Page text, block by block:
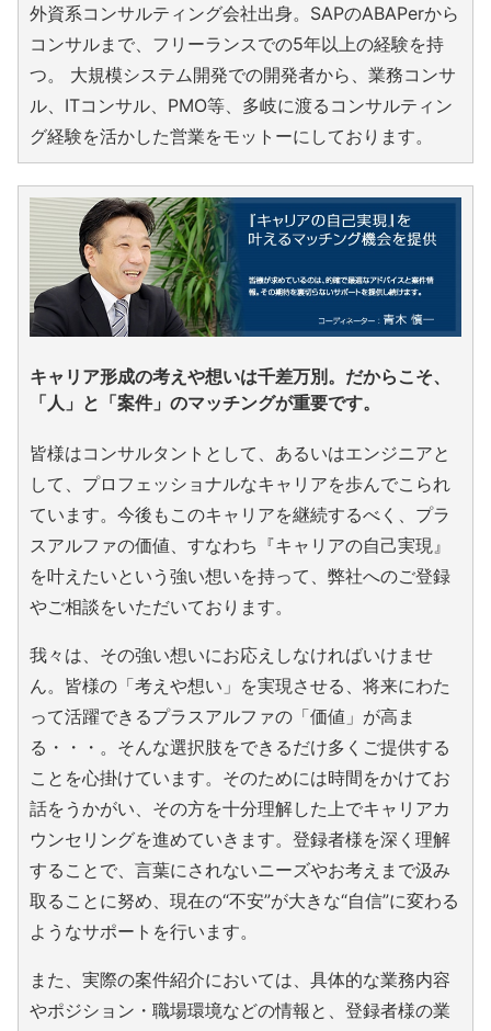
外資系コンサルティング会社出身。SAPのABAPerから
コンサルまで、フリーランスでの5年以上の経験を持
つ。 大規模システム開発での開発者から、業務コンサ
ル、ITコンサル、PMO等、多岐に渡るコンサルティン
グ経験を活かした営業をモットーにしております。
キャリア形成の考えや想いは千差万別。だからこそ、
「人」と「案件」のマッチングが重要です。
皆様はコンサルタントとして、あるいはエンジニアと
して、プロフェッショナルなキャリアを歩んでこられ
ています。今後もこのキャリアを継続するべく、プラ
スアルファの価値、すなわち『キャリアの自己実現』
を叶えたいという強い想いを持って、弊社へのご登録
やご相談をいただいております。
我々は、その強い想いにお応えしなければいけませ
ん。皆様の「考えや想い」を実現させる、将来にわた
って活躍できるプラスアルファの「価値」が高ま
る・・・。そんな選択肢をできるだけ多くご提供する
ことを心掛けています。そのためには時間をかけてお
話をうかがい、その方を十分理解した上でキャリアカ
ウンセリングを進めていきます。登録者様を深く理解
することで、言葉にされないニーズやお考えまで汲み
取ることに努め、現在の“不安”が大きな“自信”に変わる
ようなサポートを行います。
また、実際の案件紹介においては、具体的な業務内容
やポジション・職場環境などの情報と、登録者様の業